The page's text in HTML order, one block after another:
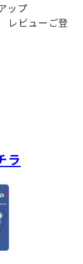
ップ
レビューご登
ラ